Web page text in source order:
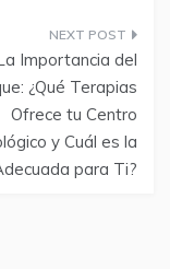
Importancia del
¿Qué Terapias
Ofrece tu Centro
y Cuál es la
para Ti?